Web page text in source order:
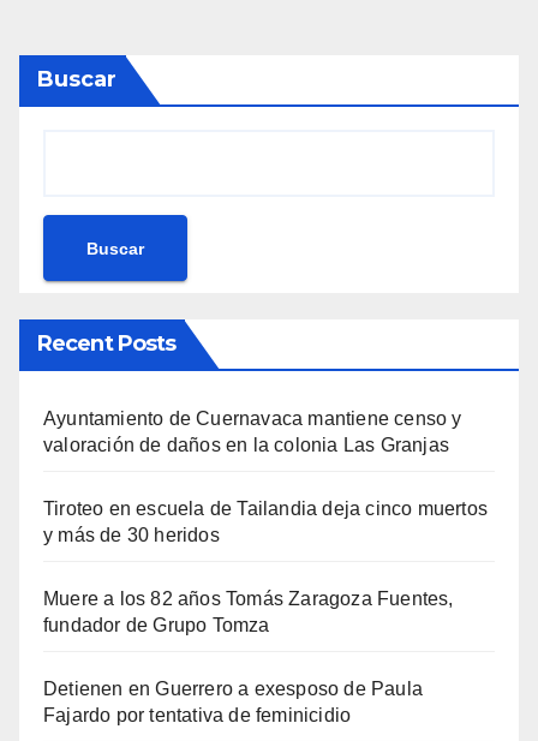
entradas
Buscar
Buscar
Recent Posts
Ayuntamiento de Cuernavaca mantiene censo y
valoración de daños en la colonia Las Granjas
Tiroteo en escuela de Tailandia deja cinco muertos
y más de 30 heridos
Muere a los 82 años Tomás Zaragoza Fuentes,
fundador de Grupo Tomza
Detienen en Guerrero a exesposo de Paula
Fajardo por tentativa de feminicidio